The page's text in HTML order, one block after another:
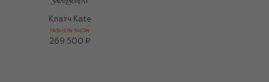
Клатч Kate
FASHION SHOW
269 500 ₽